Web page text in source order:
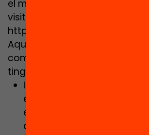
el materials o tenir més
visitar l’espai web del projecte:
https://www.educacio360.cat/
Aquesta crida proposa
comunitàries en curs, ja siguin
tinguin un cert recorregut, que
Incrementar l’accés i
els infants i joves a
educatiu, garantint la
d’oportunitats.